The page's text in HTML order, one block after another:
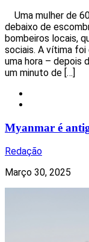
Uma mulher de
debaixo de
bombeiros locais,
sociais. A vítima foi
uma hora – depois
um minuto de […]
Myanmar é
Redação
Março 30, 2025